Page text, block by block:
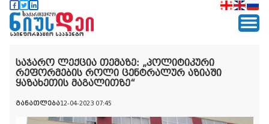
საჯარო ლექცია თემაზე: „პოლიტიკური
რეფორმების როლი ცენტრალურ აზიაში
ყაზახეთის მაგალითზე“
განათლება12-04-2023 07:45